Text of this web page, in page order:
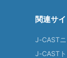
関連サイ
J-CAST
J-CAST